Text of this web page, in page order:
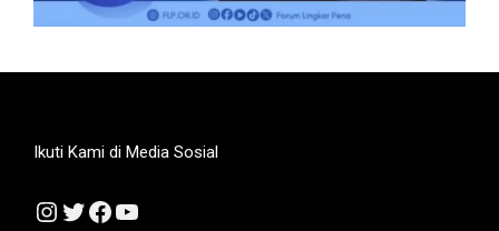
Ikuti Kami di Media Sosial
Instagram
Twitter
Facebook
YouTube